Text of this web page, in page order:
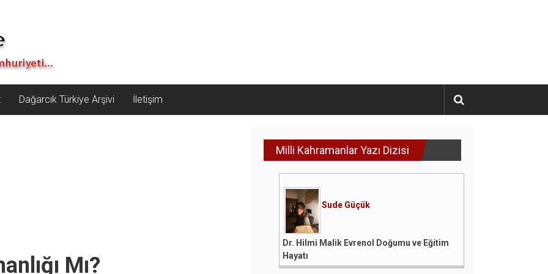
Dağarcık Türkiye Arşivi İletişim
Mı?
Milli Kahramanlar Yazı Dizisi
Sude Güçük
Dr. Hilmi Malik Evrenol Doğumu ve Eğitim
Hayatı